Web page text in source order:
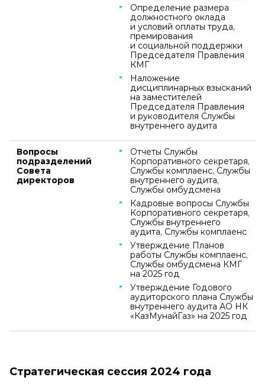
Определение размера
должностного оклада
и условий оплаты труда,
премирования
и социальной поддержки
Председателя Правления
КМГ
Наложение
дисциплинарных взысканий
на заместителей
Председателя Правления
и руководителя Службы
внутреннего аудита
Вопросы
подразделений
Совета
директоров
Отчеты Службы
Корпоративного секретаря,
Службы комплаенс, Службы
внутреннего аудита,
Службы омбудсмена
Кадровые вопросы Службы
Корпоративного секретаря,
Службы внутреннего
аудита, Службы комплаенс
Утверждение Планов
работы Службы комплаенс,
Службы омбудсмена КМГ
на 2025 год
Утверждение Годового
аудиторского плана Службы
внутреннего аудита АО НК
«КазМунайГаз» на 2025 год
Стратегическая сессия 2024 года